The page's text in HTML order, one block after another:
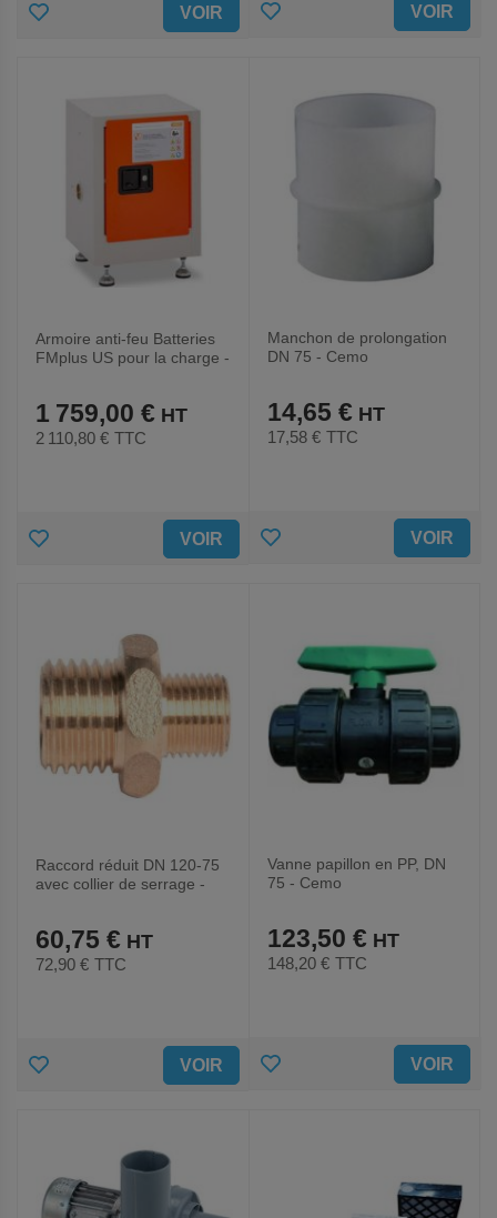
AJOUTER VOIR AJOUTER VOIR
Armoire anti-feu Batteries
FMplus US pour la charge -
1 759,00 €
2 110,80 € TTC
AJOUTER VOIR
Manchon de prolongation
DN 75 - Cemo
14,65 €
17,58 € TTC
AJOUTER VOIR
Raccord réduit DN 120-75
avec collier de serrage -
60,75 €
72,90 € TTC
AJOUTER VOIR
Vanne papillon en PP, DN
75 - Cemo
123,50 €
148,20 € TTC
AJOUTER VOIR